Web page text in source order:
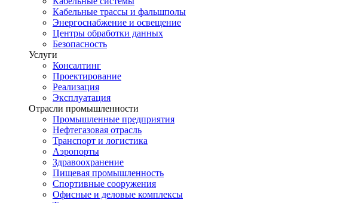
Кабельные трассы и фальшполы
Энергоснабжение и освещение
Центры обработки данных
Безопасность
Услуги
Консалтинг
Проектирование
Реализация
Эксплуатация
Отрасли промышленности
Промышленные предприятия
Нефтегазовая отрасль
Транспорт и логистика
Аэропорты
Здравоохранение
Пищевая промышленность
Спортивные сооружения
Офисные и деловые комплексы